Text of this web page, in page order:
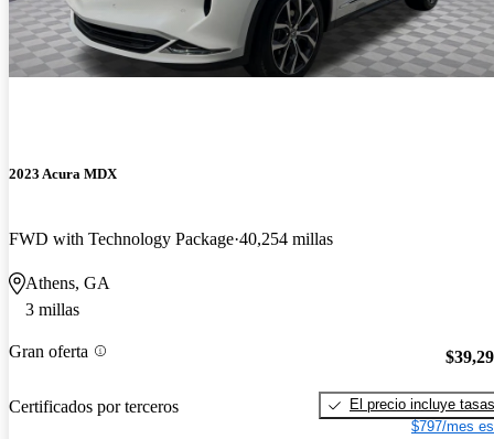
2023 Acura MDX
FWD with Technology Package 40,254 millas
Athens, GA
3 millas
Gran oferta
Certificados por terceros
El precio incluye tasas
$797/mes